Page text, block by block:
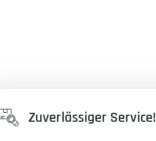
Zuverlässiger Service!